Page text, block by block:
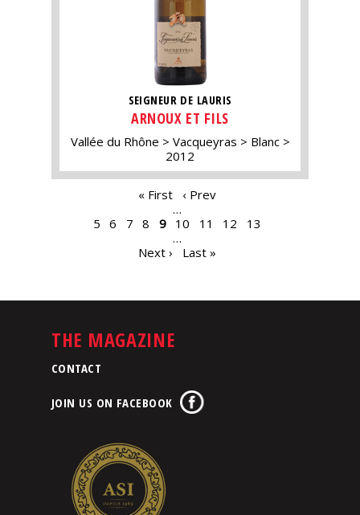
SEIGNEUR DE LAURIS
ARNOUX ET FILS
Vallée du Rhône Vacqueyras
Blanc
2012
« First
‹ Prev
…
5
6 7 8 9 10 11 12
13
…
Next ›
Last »
THE MAGAZINE
CONTACT
JOIN US ON FACEBOOK